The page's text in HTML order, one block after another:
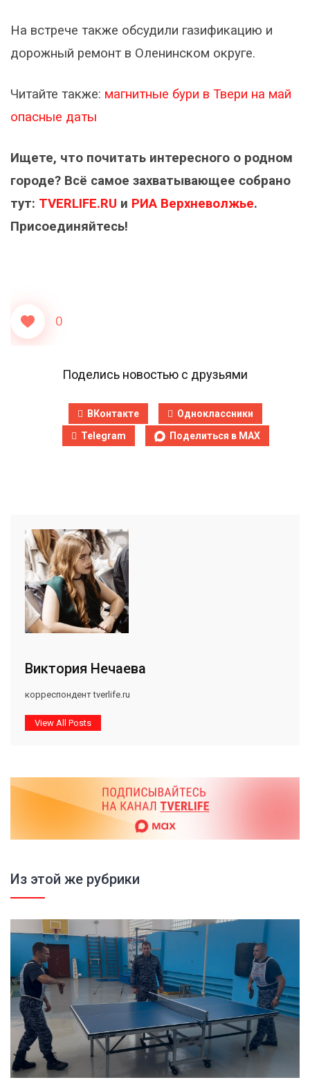
На встрече также обсудили газификацию и
дорожный ремонт в Оленинском округе.
Читайте также: магнитные бури в Твери на май
опасные даты
Ищете, что почитать интересного о родном
городе? Всё самое захватывающее собрано
тут: TVERLIFE.RU и РИА Верхневолжье.
Присоединяйтесь!
0
Поделись новостью с друзьями
ВКонтакте
Одноклассники
Telegram
Поделиться в MAX
Виктория Нечаева
корреспондент tverlife.ru
View All Posts
Из этой же рубрики